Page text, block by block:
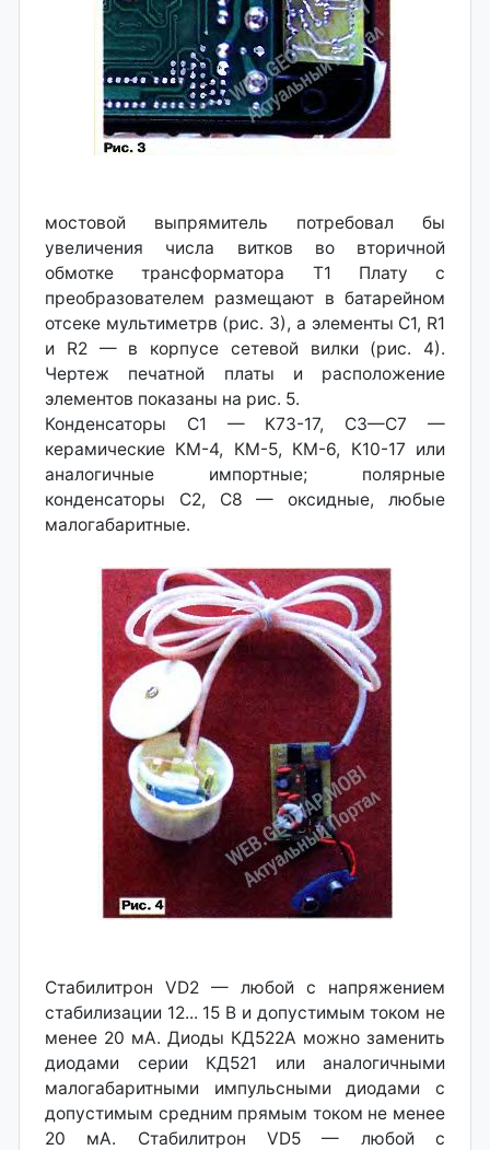
мостовой выпрямитель потребовал бы
увеличения числа витков во вторичной
обмотке трансформатора Т1 Плату с
преобразователем размещают в батарейном
отсеке мультиметрв (рис. 3), а элементы С1, R1
и R2 — в корпусе сетевой вилки (рис. 4).
Чертеж печатной платы и расположение
элементов показаны на рис. 5.
Конденсаторы С1 — К73-17, СЗ—С7 —
керамические КМ-4, КМ-5, КМ-6, К10-17 или
аналогичные импортные; полярные
конденсаторы С2, С8 — оксидные, любые
малогабаритные.
Стабилитрон VD2 — любой с напряжением
стабилизации 12... 15 В и допустимым током не
менее 20 мА. Диоды КД522А можно заменить
диодами серии КД521 или аналогичными
малогабаритными импульсными диодами с
допустимым средним прямым током не менее
20 мА. Стабилитрон VD5 — любой с